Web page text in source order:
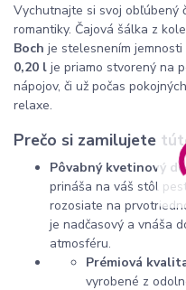
Vychutnajte si svoj obľúbený
romantiky. Čajová šálka z
Boch je stelesnením
0,20 l je priamo stvorený na
nápojov, či už počas
relaxe.
Prečo si zamilujete
Pôvabný kvetinový
prináša na váš stôl
rozosiate na
je nadčasový a vnáša
atmosféru.
Prémiová
vyrobené z